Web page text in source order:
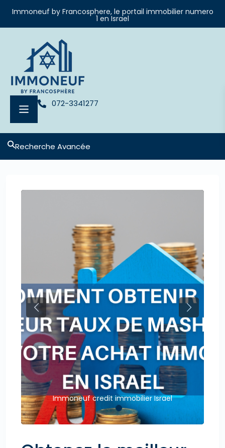
Immoneuf by Francosphere, le portail immobilier numero
1 en Israel
072-3341277
Recherche Avancée
Immoneuf credit immobilier Israel
Previous Next